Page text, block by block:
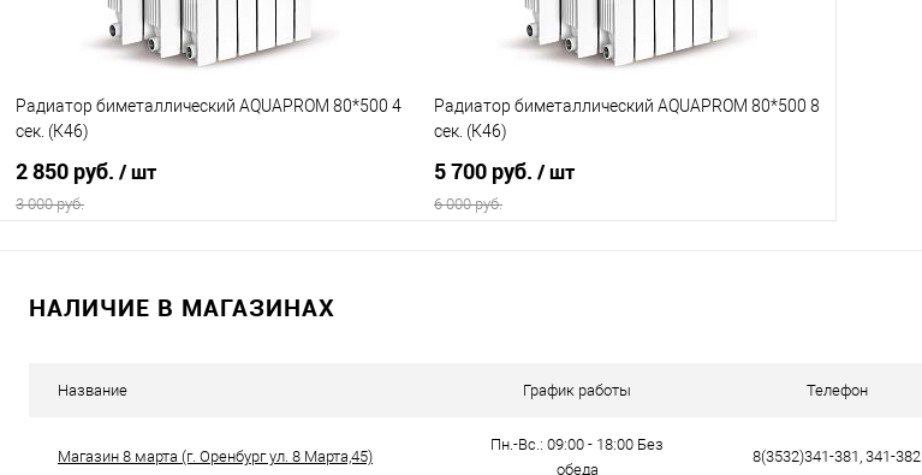
Радиатор биметаллический AQUAPROM 80*500 4
сек. (К46)
2 850 руб. / шт
3 000 руб.
Радиатор биметаллический AQUAPROM 80*500 8
сек. (К46)
5 700 руб. / шт
6 000 руб.
НАЛИЧИЕ В МАГАЗИНАХ
Название График работы Телефон
Магазин 8 марта (г. Оренбург ул. 8 Марта,45)
Пн.-Вс.: 09:00 - 18:00 Без
обеда
8(3532)341-381, 341-382